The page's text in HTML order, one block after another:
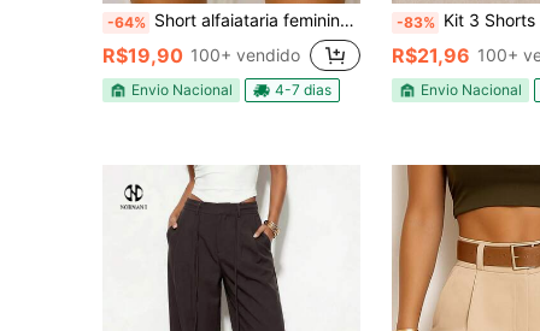
-64% Short alfaiataria feminino com ziper na lateral
R$19,90 100+ vendido
Envio Nacional 4-7 dias
-83% Kit 3 Shorts Casual Feminino Alfaiataria Com
R$21,96 100+
Envio Nacional